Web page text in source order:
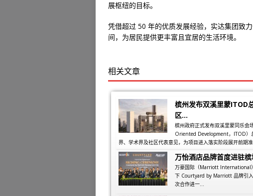
展枢纽的目标。
凭借超过 50 年的优质发展经验，实达集团致
间，为居民提供更丰富且宜居的生活环境。
相关文章
槟州发布双溪里蒙ITOD
区...
槟州政府正式发布双溪里蒙同乐会
Oriented Development，ITOD）
界、学术界及社区代表意见，为项目进入落实阶段展开前期
万怡酒店品牌首度进驻
万豪国际（Marriott International
下 Courtyard by Marriott 品牌引
次合作进一...